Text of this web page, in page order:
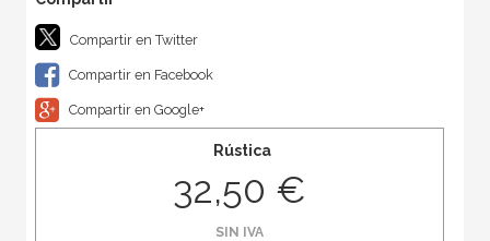
Compartir en Twitter
Compartir en Facebook
Compartir en Google+
Rústica
32,50 €
SIN IVA